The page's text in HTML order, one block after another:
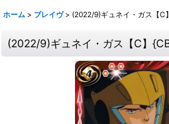
ホーム > ブレイヴ > (2022/9)ギュネイ・ガス【C
(2022/9)ギュネイ・ガス【C】